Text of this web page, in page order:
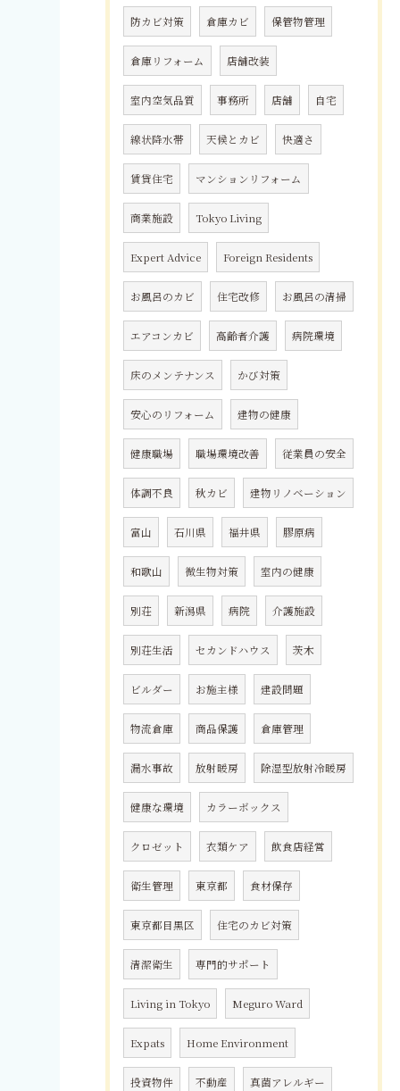
防カビ対策 倉庫カビ 保管物管理
倉庫リフォーム 店舗改装
室内空気品質 事務所 店舗 自宅
線状降水帯 天候とカビ 快適さ
賃貸住宅 マンションリフォーム
商業施設 Tokyo Living
Expert Advice Foreign Residents
お風呂のカビ 住宅改修 お風呂の清掃
エアコンカビ 高齢者介護 病院環境
床のメンテナンス かび対策
安心のリフォーム 建物の健康
健康職場 職場環境改善 従業員の安全
体調不良 秋カビ 建物リノベーション
富山 石川県 福井県 膠原病
和歌山 微生物対策 室内の健康
別荘 新潟県 病院 介護施設
別荘生活 セカンドハウス 茨木
ビルダー お施主様 建設問題
物流倉庫 商品保護 倉庫管理
漏水事故 放射暖房 除湿型放射冷暖房
健康な環境 カラーボックス
クロゼット 衣類ケア 飲食店経営
衛生管理 東京都 食材保存
東京都目黒区 住宅のカビ対策
清潔衛生 専門的サポート
Living in Tokyo Meguro Ward
Expats Home Environment
投資物件 不動産 真菌アレルギー